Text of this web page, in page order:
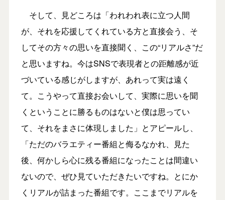
そして、見どころは「われわれ表に立つ人間
が、それを応援してくれている方と直接会う、そ
してその方々の思いを直接聞く、この“リアルさ”だ
と思いますね。今はSNSで表現者との距離感が近
づいている感じがしますが、あれって実は遠く
て。こうやって直接お会いして、実際に思いを聞
くということに勝るものはないと僕は思ってい
て、それをまさに体現しました」とアピールし、
「ただのバラエティー番組と侮るなかれ、見た
後、何かしら心に残る番組になったことは間違い
ないので、ぜひ見ていただきたいですね。とにか
くリアルが詰まった番組です。ここまでリアルを